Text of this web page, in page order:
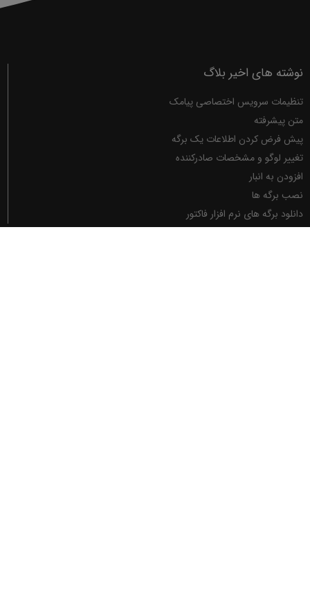
نوشته های اخیر بلاگ
تنظیمات سرویس اختصاصی پیامک
متن پیشرفته
پیش فرض کردن اطلاعات یک برگه
تغییر لوگو و مشخصات صادرکننده
افزودن به انبار
نصب برگه ها
دانلود برگه های نرم افزار فاکتور